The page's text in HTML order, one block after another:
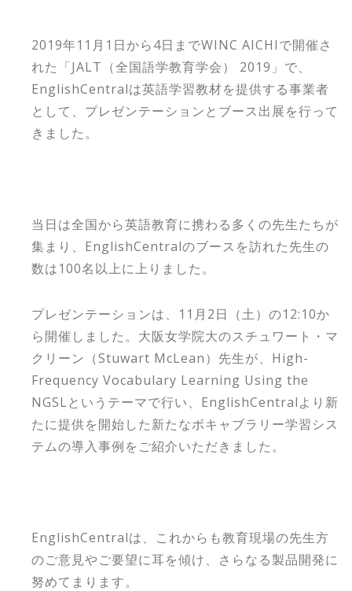
2019年11月1日から4日までWINC AICHIで開催さ
れた「JALT（全国語学教育学会） 2019」で、
EnglishCentralは英語学習教材を提供する事業者
として、プレゼンテーションとブース出展を行って
きました。
当日は全国から英語教育に携わる多くの先生たちが
集まり、EnglishCentralのブースを訪れた先生の
数は100名以上に上りました。
プレゼンテーションは、11月2日（土）の12:10か
ら開催しました。大阪女学院大のスチュワート・マ
クリーン（Stuwart McLean）先生が、High-
Frequency Vocabulary Learning Using the
NGSLというテーマで行い、EnglishCentralより新
たに提供を開始した新たなボキャブラリー学習シス
テムの導入事例をご紹介いただきました。
EnglishCentralは、これからも教育現場の先生方
のご意見やご要望に耳を傾け、さらなる製品開発に
努めてまります。